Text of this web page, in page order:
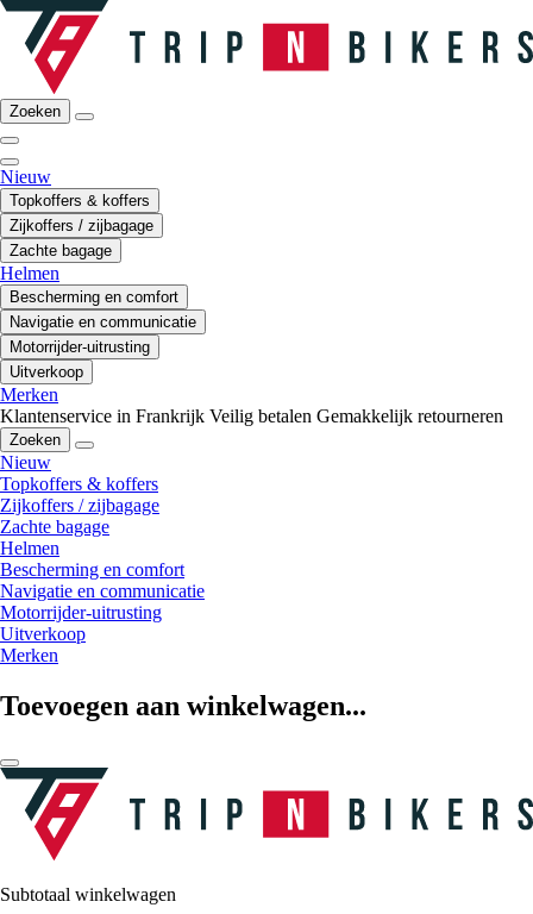
Zoeken
Nieuw
Topkoffers & koffers
Zijkoffers / zijbagage
Zachte bagage
Helmen
Bescherming en comfort
Navigatie en communicatie
Motorrijder-uitrusting
Uitverkoop
Merken
Klantenservice in Frankrijk Veilig betalen Gemakkelijk retourneren
Zoeken
Nieuw
Topkoffers & koffers
Zijkoffers / zijbagage
Zachte bagage
Helmen
Bescherming en comfort
Navigatie en communicatie
Motorrijder-uitrusting
Uitverkoop
Merken
Toevoegen aan winkelwagen...
Subtotaal winkelwagen